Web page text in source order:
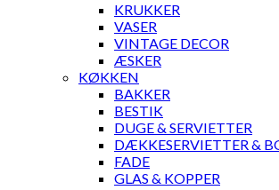
KRUKKER
VASER
VINTAGE DECOR
ÆSKER
KØKKEN
BAKKER
BESTIK
DUGE & SERVIETTER
DÆKKESERVIETTER &
FADE
GLAS & KOPPER